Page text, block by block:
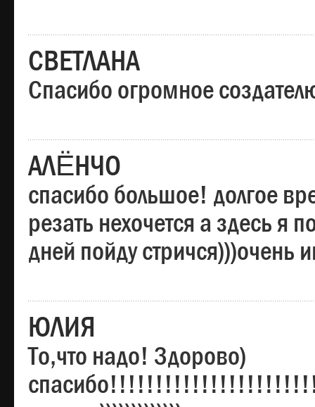
СВЕТЛАНА
Спасибо огромное
АЛЁНЧО
спасибо большое! долгое
резать нехочется а здесь я
дней пойду стричся)))очень
ЮЛИЯ
То,что надо! Здорово)